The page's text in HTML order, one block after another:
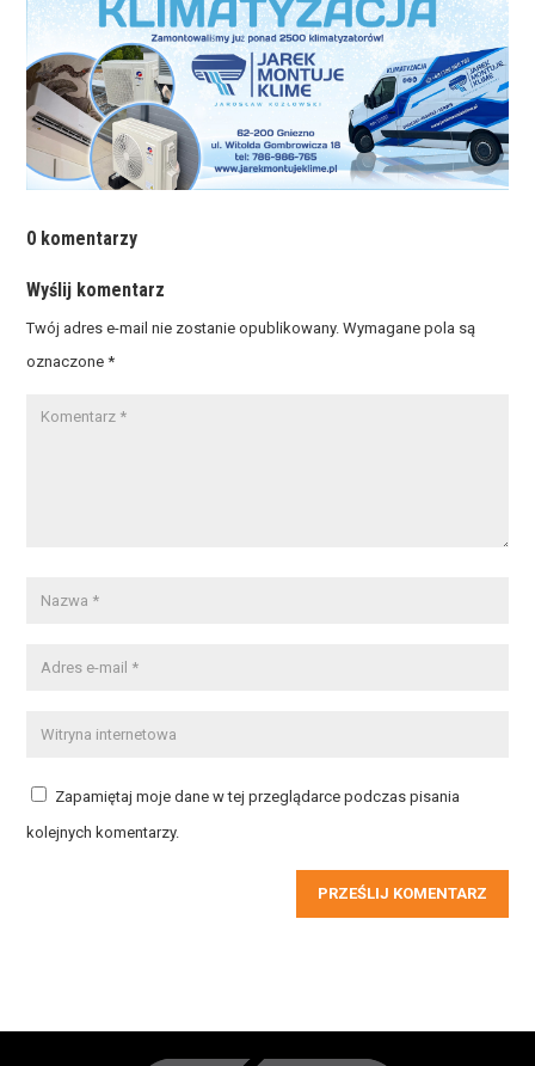
0 komentarzy
Wyślij komentarz
Twój adres e-mail nie zostanie opublikowany. Wymagane pola są
oznaczone*
Zapamiętaj moje dane w tej przeglądarce podczas pisania
kolejnych komentarzy.
PRZEŚLIJ KOMENTARZ